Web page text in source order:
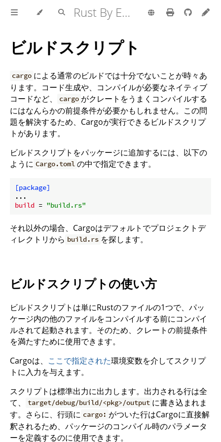
Rust By Example
ビルドスクリプト
cargo による通常のビルドでは十分でないことが時々あ
ります。コード生成や、コンパイルが必要なネイティブ
コードなど、
cargo がクレートをうまくコンパイルする
にはなんらかの前提条件が必要かもしれません。この問
題を解決するため、Cargoが実行できるビルドスクリプ
トがあります。
ビルドスクリプトをパッケージに追加するには、以下の
ように Cargo.toml の中で指定できます。
[package]
build = "build.rs"
それ以外の場合、Cargoはデフォルトでプロジェクトデ
ィレクトリから build.rs を探します。
ビルドスクリプトの使い方
ビルドスクリプトは単にRustのファイルの1つで、パッ
ケージ内の他のファイルをコンパイルする前にコンパイ
ルされて起動されます。そのため、クレートの前提条件
を満たすために使用できます。
Cargoは、 ここで指定された環境変数を介してスクリプ
トに入力を与えます。
スクリプトは標準出力に出力します。出力される行は全
て、
target/debug/build/<pkg>/output に書き込まれま
す。さらに、行頭に cargo: がついた行はCargoに直接解
釈されるため、パッケージのコンパイル時のパラメータ
ーを定義するのに使用できます。